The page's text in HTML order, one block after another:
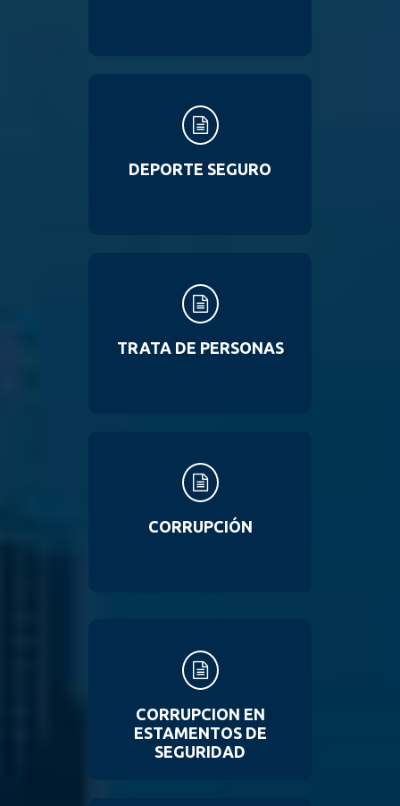
DEPORTE SEGURO
TRATA DE PERSONAS
CORRUPCIÓN
CORRUPCION EN
ESTAMENTOS DE
SEGURIDAD